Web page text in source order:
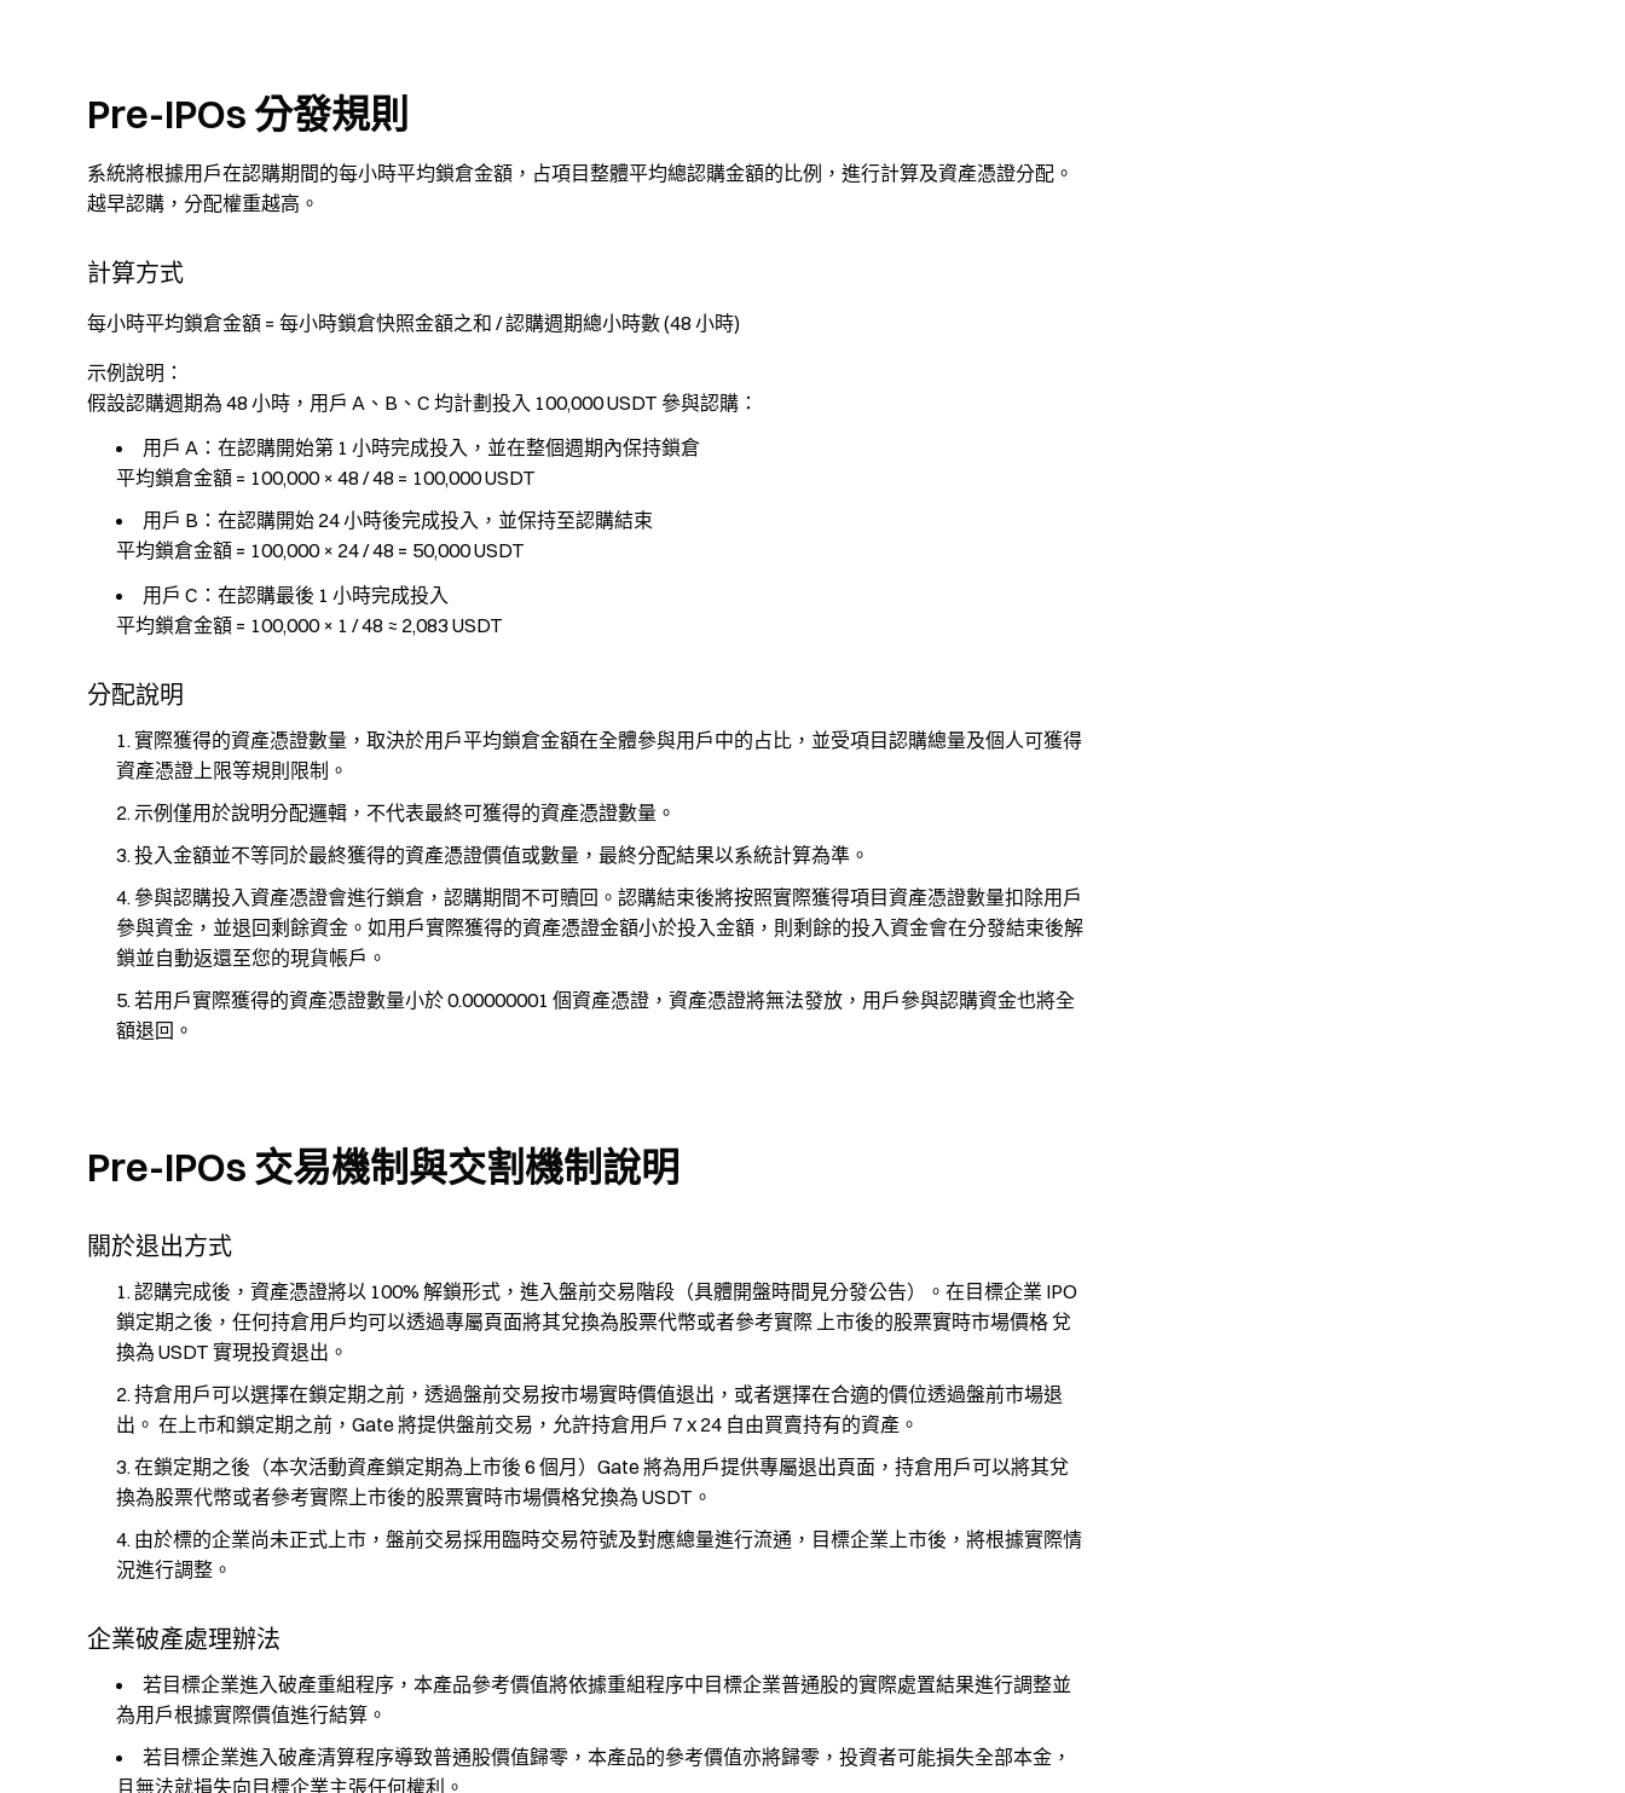
Pre-IPOs 分發規則
系統將根據用戶在認購期間的每小時平均鎖倉金額，占項目整體平均總認購金額的比例，進行計算及資產憑證分配。
越早認購，分配權重越高。
計算方式
每小時平均鎖倉金額 = 每小時鎖倉快照金額之和 / 認購週期總小時數 (48 小時)
示例說明：
假設認購週期為 48 小時，用戶 A、B、C 均計劃投入 100,000 USDT 參與認購：
用戶 A：在認購開始第 1 小時完成投入，並在整個週期內保持鎖倉
平均鎖倉金額 = 100,000 × 48 / 48 = 100,000 USDT
用戶 B：在認購開始 24 小時後完成投入，並保持至認購結束
平均鎖倉金額 = 100,000 × 24 / 48 = 50,000 USDT
用戶 C：在認購最後 1 小時完成投入
平均鎖倉金額 = 100,000 × 1 / 48 ≈ 2,083 USDT
分配說明
實際獲得的資產憑證數量，取決於用戶平均鎖倉金額在全體參與用戶中的占比，並受項目認購總量及個人可獲得
資產憑證上限等規則限制。
示例僅用於說明分配邏輯，不代表最終可獲得的資產憑證數量。
投入金額並不等同於最終獲得的資產憑證價值或數量，最終分配結果以系統計算為準。
參與認購投入資產憑證會進行鎖倉，認購期間不可贖回。認購結束後將按照實際獲得項目資產憑證數量扣除用戶
參與資金，並退回剩餘資金。如用戶實際獲得的資產憑證金額小於投入金額，則剩餘的投入資金會在分發結束後解
鎖並自動返還至您的現貨帳戶。
若用戶實際獲得的資產憑證數量小於 0.00000001 個資產憑證，資產憑證將無法發放，用戶參與認購資金也將全
額退回。
Pre-IPOs 交易機制與交割機制說明
關於退出方式
認購完成後，資產憑證將以 100% 解鎖形式，進入盤前交易階段（具體開盤時間見分發公告）。在目標企業 IPO
鎖定期之後，任何持倉用戶均可以透過專屬頁面將其兌換為股票代幣或者參考實際 上市後的股票實時市場價格兌
換為 USDT 實現投資退出。
持倉用戶可以選擇在鎖定期之前，透過盤前交易按市場實時價值退出，或者選擇在合適的價位透過盤前市場退
出。 在上市和鎖定期之前，Gate 將提供盤前交易，允許持倉用戶 7 x 24 自由買賣持有的資產。
在鎖定期之後（本次活動資產鎖定期為上市後 6 個月）Gate 將為用戶提供專屬退出頁面，持倉用戶可以將其兌
換為股票代幣或者參考實際上市後的股票實時市場價格兌換為 USDT。
由於標的企業尚未正式上市，盤前交易採用臨時交易符號及對應總量進行流通，目標企業上市後，將根據實際情
況進行調整。
企業破產處理辦法
若目標企業進入破產重組程序，本產品參考價值將依據重組程序中目標企業普通股的實際處置結果進行調整並
為用戶根據實際價值進行結算。
若目標企業進入破產清算程序導致普通股價值歸零，本產品的參考價值亦將歸零，投資者可能損失全部本金，
且無法就損失向目標企業主張任何權利。